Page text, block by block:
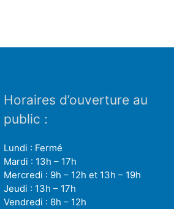
Horaires d’ouverture au
public :
Lundi : Fermé
Mardi : 13h – 17h
Mercredi : 9h – 12h et 13h – 19h
Jeudi : 13h – 17h
Vendredi : 8h – 12h